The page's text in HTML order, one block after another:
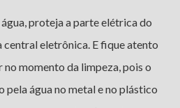
proteja a parte elétrica do
central eletrônica. E fique atento
momento da limpeza, pois o
pela água no metal e no plástico